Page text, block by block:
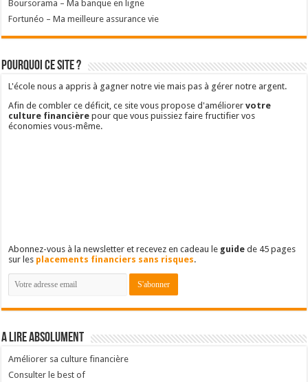
Boursorama – Ma banque en ligne
Fortunéo – Ma meilleure assurance vie
Pourquoi ce site ?
L'école nous a appris à gagner notre vie mais pas à gérer notre argent.
Afin de combler ce déficit, ce site vous propose d'améliorervotre
culture financière pour que vous puissiez faire fructifier vos
économies vous-même.
Abonnez-vous à la newsletter et recevez en cadeau le guide de 45 pages
sur les placements financiers sans risques.
A lire absolument
Améliorer sa culture financière
Consulter le best of